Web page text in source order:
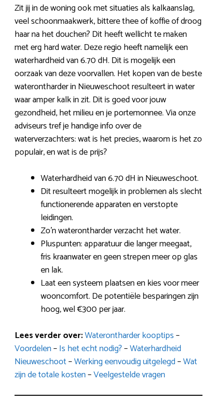
Zit jij in de woning ook met situaties als kalkaanslag,
veel schoonmaakwerk, bittere thee of koffie of droog
haar na het douchen? Dit heeft wellicht te maken
met erg hard water. Deze regio heeft namelijk een
waterhardheid van 6.70 dH. Dit is mogelijk een
oorzaak van deze voorvallen. Het kopen van de beste
waterontharder in Nieuweschoot resulteert in water
waar amper kalk in zit. Dit is goed voor jouw
gezondheid, het milieu en je portemonnee. Via onze
adviseurs tref je handige info over de
waterverzachters: wat is het precies, waarom is het zo
populair, en wat is de prijs?
Waterhardheid van 6.70 dH in Nieuweschoot.
Dit resulteert mogelijk in problemen als slecht
functionerende apparaten en verstopte
leidingen.
Zo’n waterontharder verzacht het water.
Pluspunten: apparatuur die langer meegaat,
fris kraanwater en geen strepen meer op glas
en lak.
Laat een systeem plaatsen en kies voor meer
wooncomfort. De potentiële besparingen zijn
hoog, wel €300 per jaar.
Lees verder over:Waterontharder kooptips–
Voordelen–Is het echt nodig?–Waterhardheid
Nieuweschoot–Werking eenvoudig uitgelegd–Wat
zijn de totale kosten–Veelgestelde vragen